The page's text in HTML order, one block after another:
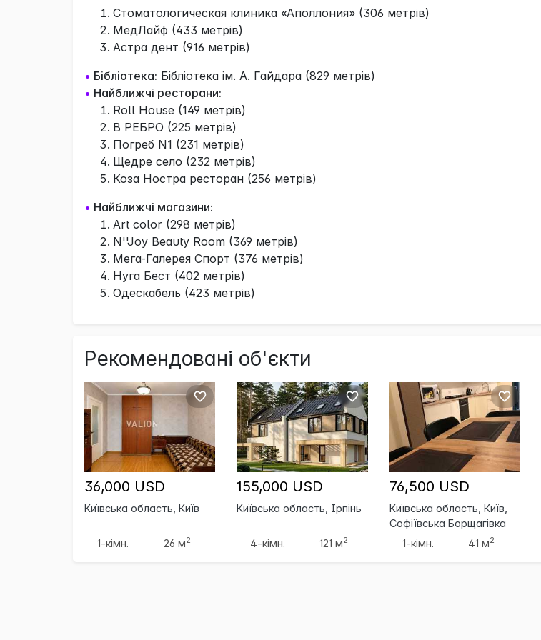
Стоматологическая клиника «Аполлония» (306 метрів)
МедЛайф (433 метрів)
Астра дент (916 метрів)
• Бібліотека: Бібліотека ім. А. Гайдара (829 метрів)
• Найближчі ресторани:
Roll House (149 метрів)
В РЕБРО (225 метрів)
Погреб N1 (231 метрів)
Щедре село (232 метрів)
Коза Ностра ресторан (256 метрів)
• Найближчі магазини:
Art color (298 метрів)
N''Joy Beauty Room (369 метрів)
Мега-Галерея Спорт (376 метрів)
Нуга Бест (402 метрів)
Одескабель (423 метрів)
Рекомендовані об'єкти
36,000 USD
Київська область, Київ
1-кімн. 26 м2
155,000 USD
Київська область, Ірпінь
4-кімн. 121 м2
76,500 USD
Київська область, Київ,
Софіївська Борщагівка
1-кімн.
41 м2